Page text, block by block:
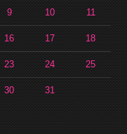
9 10 11
16 17 18
23 24 25
30 31